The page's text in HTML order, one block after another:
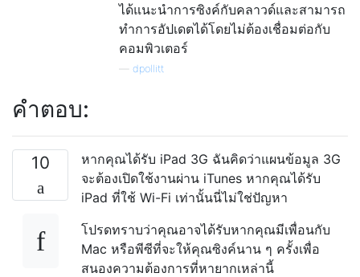
ได้แนะนำการซิงค์กับคลาวด์และสามารถ
ทำการอัปเดตได้โดยไม่ต้องเชื่อมต่อกับ
คอมพิวเตอร์
dpollitt
คำตอบ:
10
หากคุณได้รับ iPad 3G ฉันคิดว่าแผนข้อมูล 3G
จะต้องเปิดใช้งานผ่าน iTunes หากคุณได้รับ
iPad ที่ใช้ Wi-Fi เท่านั้นนี่ไม่ใช่ปัญหา
โปรดทราบว่าคุณอาจได้รับหากคุณมีเพื่อนกับ
Mac หรือพีซีที่จะให้คุณซิงค์นาน ๆ ครั้งเพื่อ
สนองความต้องการที่หายากเหล่านี้